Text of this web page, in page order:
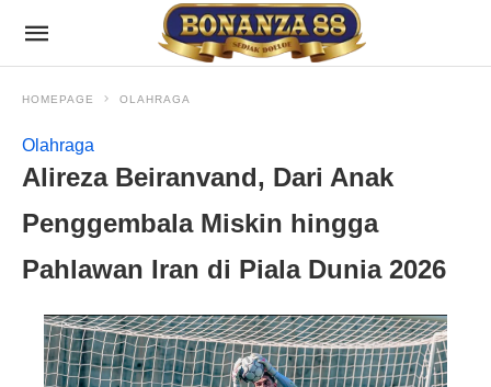
HOMEPAGE OLAHRAGA
Olahraga
Alireza Beiranvand, Dari Anak
Penggembala Miskin hingga
Pahlawan Iran di Piala Dunia 2026